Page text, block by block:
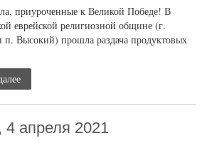
приуроченные к Великой Победе! В
еврейской религиозной общине (г.
Высокий) прошла раздача продуктовых
4 апреля 2021